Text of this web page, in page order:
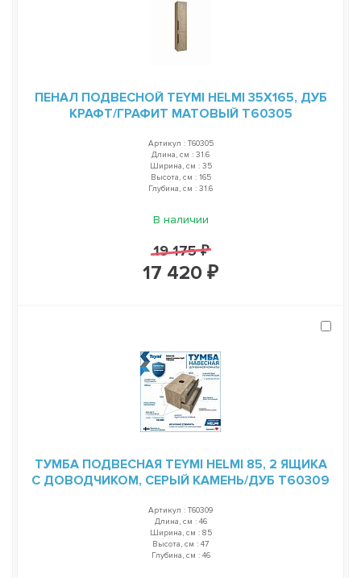
ПЕНАЛ ПОДВЕСНОЙ TEYMI HELMI 35Х165, ДУБ
КРАФТ/ГРАФИТ МАТОВЫЙ T60305
Артикул : T60305
Длина, см : 31.6
Ширина, см : 35
Высота, см : 165
Глубина, см : 31.6
В наличии
19 175 ₽
17 420 ₽
ТУМБА ПОДВЕСНАЯ TEYMI HELMI 85, 2 ЯЩИКА
С ДОВОДЧИКОМ, СЕРЫЙ КАМЕНЬ/ДУБ T60309
Артикул : T60309
Длина, см : 46
Ширина, см : 85
Высота, см : 47
Глубина, см : 46